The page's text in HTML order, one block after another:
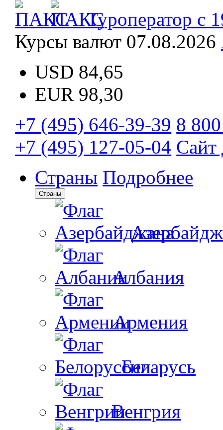
Туроператор с
Курсы валют 07.08.2026
USD 84,65
EUR 98,30
+7 (495) 646-39-39 8
+7 (495) 127-05-04 Сайт
Страны Подробнее
Страны
Албания
Армения
Беларусь
Венгрия